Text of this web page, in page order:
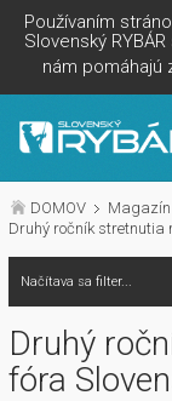
Používaním
Slovenský
nám pomáhajú
DOMOV Magazín
Druhý ročník stretnutia
Načítava sa filter...
Druhý
fóra